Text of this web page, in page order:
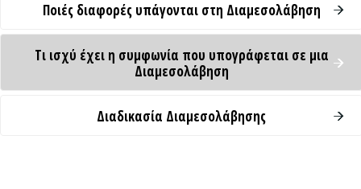
Ποιές διαφορές υπάγονται στη Διαμεσολάβηση
Τι ισχύ έχει η συμφωνία που υπογράφεται σε μια
Διαμεσολάβηση
Διαδικασία Διαμεσολάβησης